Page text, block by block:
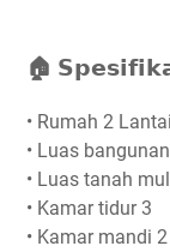
🏠
• Rumah 2 Lantai
• ⁣⁣Luas
• ⁣⁣Luas tanah
• ⁣⁣Kamar tidur 3
• ⁣⁣Kamar mandi 2